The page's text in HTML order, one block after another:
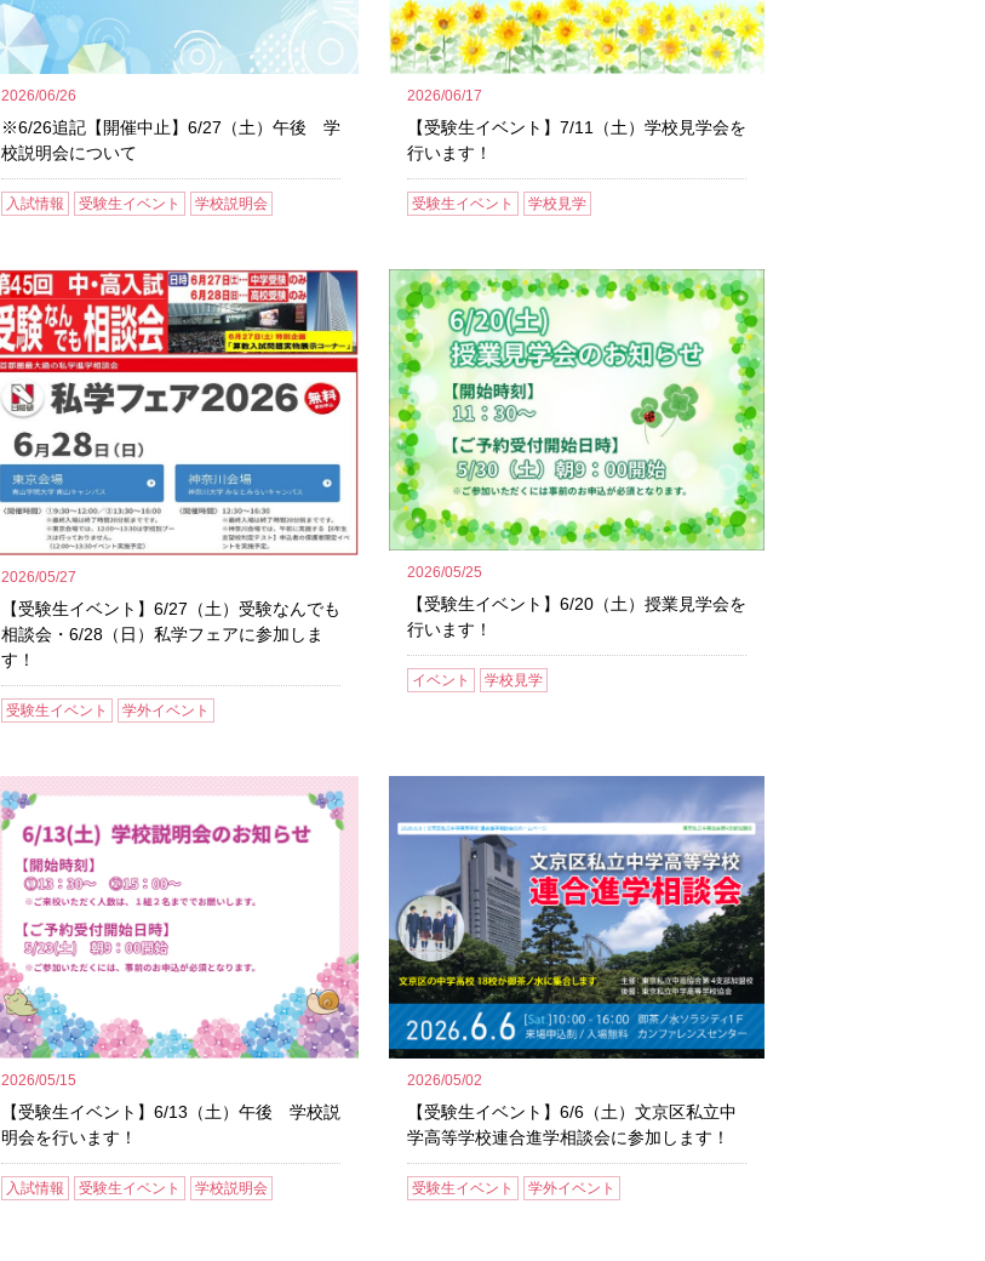
2026/06/26
※6/26追記【開催中止】6/27（土）午後 学
校説明会について
入試情報 受験生イベント 学校説明会
2026/06/17
【受験生イベント】7/11（土）学校見学会を
行います！
受験生イベント 学校見学
2026/05/27
【受験生イベント】6/27（土）受験なんでも
相談会・6/28（日）私学フェアに参加しま
す！
受験生イベント 学外イベント
2026/05/25
【受験生イベント】6/20（土）授業見学会を
行います！
イベント 学校見学
2026/05/15
【受験生イベント】6/13（土）午後 学校説
明会を行います！
入試情報 受験生イベント 学校説明会
2026/05/02
【受験生イベント】6/6（土）文京区私立中
学高等学校連合進学相談会に参加します！
受験生イベント 学外イベント